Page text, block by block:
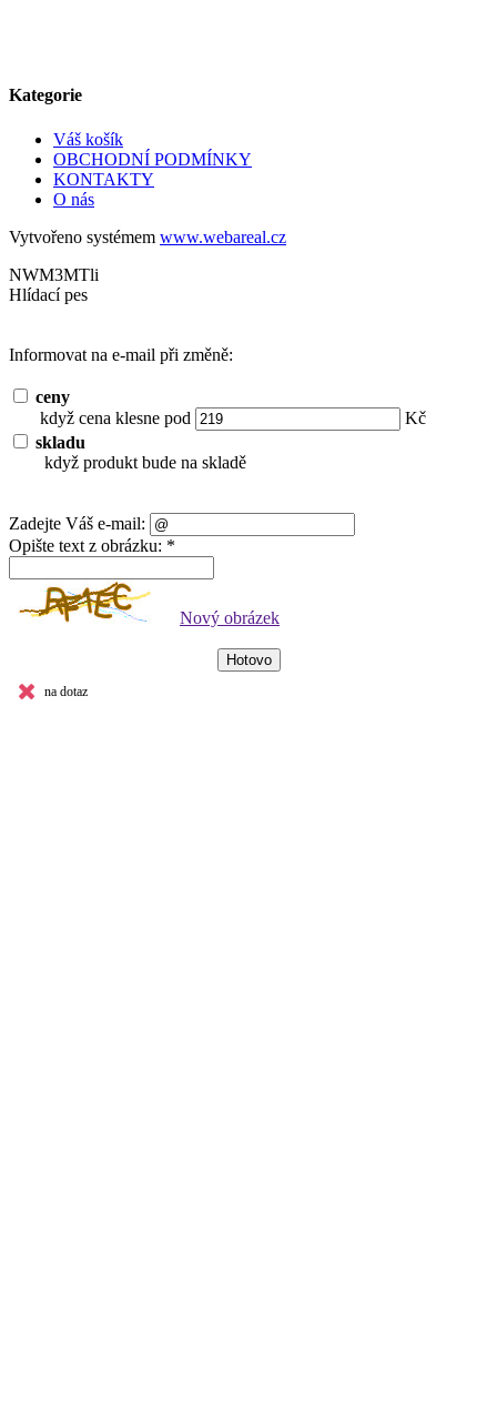
na dotaz
Kategorie
Váš košík
OBCHODNÍ PODMÍNKY
KONTAKTY
O nás
Vytvořeno systémem www.webareal.cz
NWM3MTli
Hlídací pes
Informovat na e-mail při změně:
ceny
když cena klesne pod
Kč
skladu
když produkt bude na skladě
Zadejte Váš e-mail:
Opište text z obrázku: *
Nový obrázek